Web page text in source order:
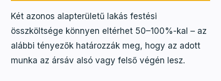
Két azonos alapterületű lakás festési
összköltsége könnyen eltérhet 50–100%-kal – az
alábbi tényezők határozzák meg, hogy az adott
munka az ársáv alsó vagy felső végén lesz.